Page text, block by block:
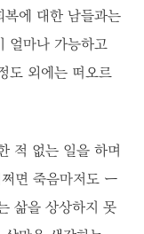
에 대한 남들과는
얼마나 가능하고
도 외에는 떠오르
적 없는 일을 하며
면 죽음마저도 ー
삶을 상상하지 못